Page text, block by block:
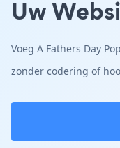
Uw
Voeg A Fathers Day
zonder codering of